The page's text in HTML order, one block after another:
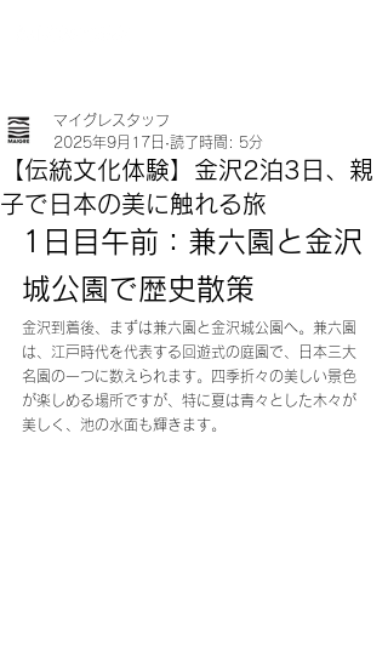
【伝統文化体験】金沢2泊3日、親
子で日本の美に触れる旅
マイグレスタッフ
2025年9月17日 読了時間: 5分
1日目午前：兼六園と金沢
城公園で歴史散策
金沢到着後、まずは兼六園と金沢城公園へ。兼六園
は、江戸時代を代表する回遊式の庭園で、日本三大
名園の一つに数えられます。四季折々の美しい景色
が楽しめる場所ですが、特に夏は青々とした木々が
美しく、池の水面も輝きます。